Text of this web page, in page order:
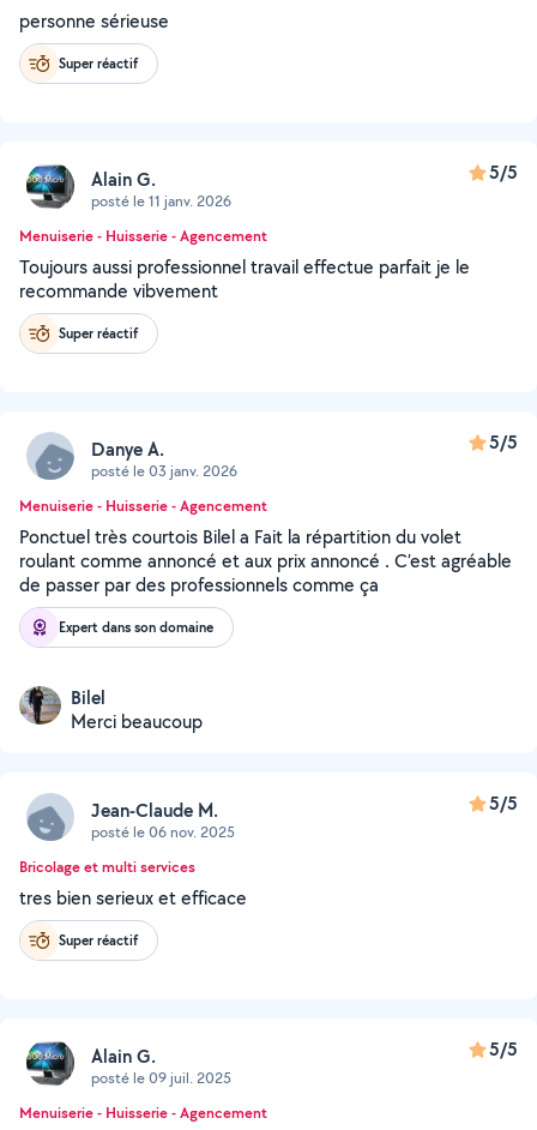
personne sérieuse
Super réactif
Alain G.
posté le 11 janv. 2026
5/5
Menuiserie - Huisserie - Agencement
Toujours aussi professionnel travail effectue parfait je le
recommande vibvement
Super réactif
Danye A.
posté le 03 janv. 2026
5/5
Menuiserie - Huisserie - Agencement
Ponctuel très courtois Bilel a Fait la répartition du volet
roulant comme annoncé et aux prix annoncé . C’est agréable
de passer par des professionnels comme ça
Expert dans son domaine
Bilel
Merci beaucoup
Jean-Claude M.
posté le 06 nov. 2025
5/5
Bricolage et multi services
tres bien serieux et efficace
Super réactif
Alain G.
posté le 09 juil. 2025
5/5
Menuiserie - Huisserie - Agencement